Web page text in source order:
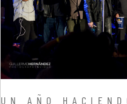
UN AÑO